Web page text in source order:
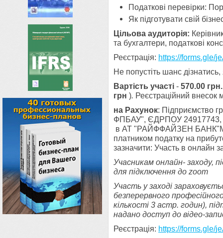
Податкові перевірки:
Як підготувати свій
Цільова аудиторія:
та бухгалтери, податкові
Реєстрація: https://forms.gle/
Не попустіть шанс
Вартість участі - 570.00 грн.
грн ). Реєстраційний внесок
на Рахунок: Підприємство
ФПБАУ", ЄДРПОУ 24917743,
в АТ "РАЙФФАЙЗЕН
платником податку на
зазначити: Участь в онлайн
Учасникам онлайн- заходу,
для підключення до zoom
Участь у заході
безперервного
кількості 3 астр. годин),
надано доступ до відео-
Реєстрація: https://forms.gle/